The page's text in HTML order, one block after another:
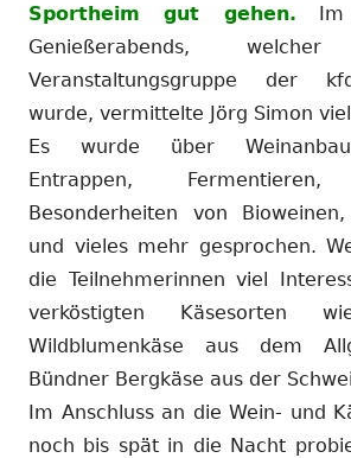
Sportheim gut gehen. Im
Genießerabends,
Veranstaltungsgruppe der
wurde, vermittelte Jörg Simon
Es wurde über
Entrappen,
Besonderheiten von
und vieles mehr gesprochen.
die Teilnehmerinnen viel
verköstigten Käsesorten
Wildblumenkäse aus dem
Bündner Bergkäse aus der
Im Anschluss an die Wein- und
noch bis spät in die Nacht